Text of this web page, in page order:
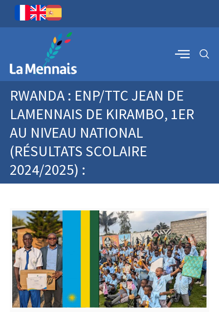
RWANDA : ENP/TTC JEAN DE
LAMENNAIS DE KIRAMBO, 1ER
AU NIVEAU NATIONAL
(RÉSULTATS SCOLAIRE
2024/2025) :